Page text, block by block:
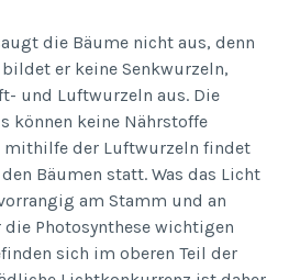
die Bäume nicht aus, denn
er keine Senkwurzeln,
und Luftwurzeln aus. Die
können keine Nährstoffe
mithilfe der Luftwurzeln findet
Bäumen statt. Was das Licht
am Stamm und an
die Photosynthese wichtigen
sich im oberen Teil der